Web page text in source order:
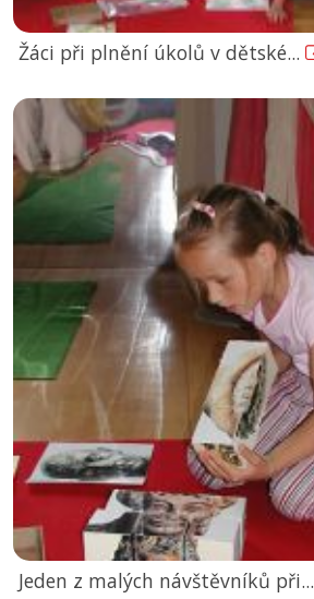
Žáci při plnění úkolů v dětské...
Jeden z malých návštěvníků při...